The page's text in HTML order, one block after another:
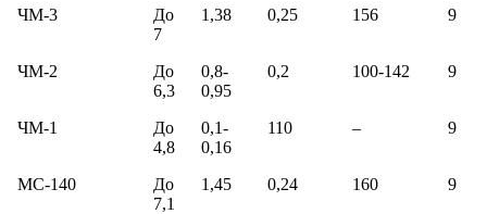
ЧМ-3
До
7
1,38 0,25 156 9
ЧМ-2
До
6,3
0,8-
0,95
0,2 100-142 9
ЧМ-1
До
4,8
0,1-
0,16
110 – 9
МС-140
До
7,1
1,45 0,24 160 9